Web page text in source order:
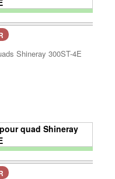
Shineray 300ST-4E